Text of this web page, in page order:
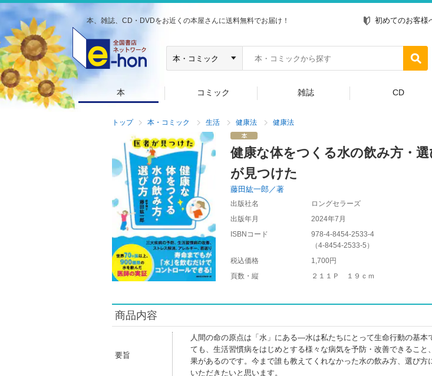
本、雑誌、CD・DVDをお近くの本屋さんに送料無料でお届け！ 初めてのお客様
本 コミック 雑誌 CD
トップ 本・コミック 生活 健康法 健康法
健康な体をつくる水の飲み方・
が見つけた
藤田紘一郎／著
出版社名
ロングセラーズ
出版年月
2024年7月
ISBNコード
978-4-8454-2533-4
（4-8454-2533-5 ）
税込価格
1,700円
頁数・縦
２１１Ｐ １９ｃｍ
商品内容
要旨
人間の命の原点は「水」にある―水は私たちにとって生命行動の基本
ても、生活習慣病をはじめとする様々な病気を予防・改善できること
果があるのです。今まで誰も教えてくれなかった水の飲み方、選び方
いただきたいと思います。